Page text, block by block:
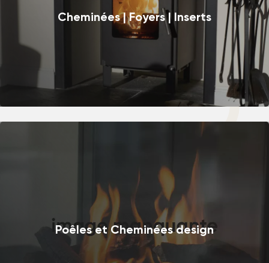
Cheminées | Foyers | Inserts
Poêles et Cheminées design